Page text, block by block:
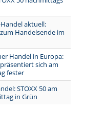
Handel aktuell:
zum Handelsende im
Handel in Europa:
präsentiert sich am
fester
STOXX 50 am
in Grün